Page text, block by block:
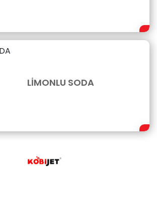
LİMONLU SODA